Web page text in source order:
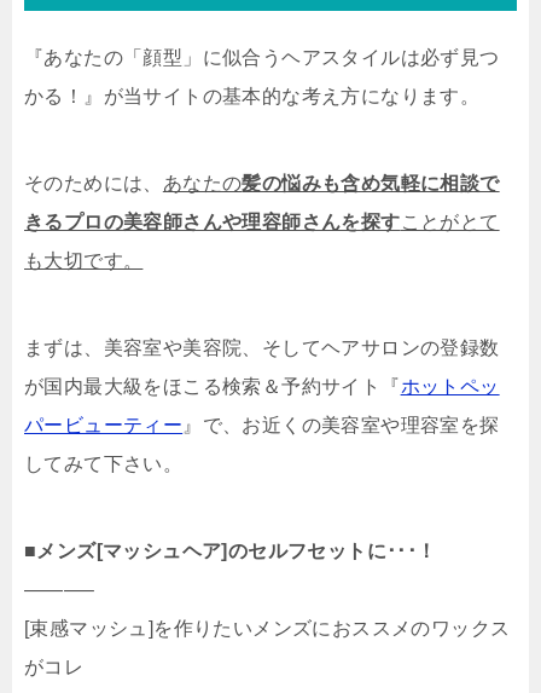
『あなたの「顔型」に似合うヘアスタイルは必ず見つ
かる！』が当サイトの基本的な考え方になります。
そのためには、 あなたの髪の悩みも含め気軽に相談で
きるプロの美容師さんや理容師さんを探すことがとて
も大切です。
まずは、美容室や美容院、そしてヘアサロンの登録数
が国内最大級をほこる検索＆予約サイト『ホットペッ
パービューティー 』で、お近くの美容室や理容室を探
してみて下さい。
■ メンズ[マッシュヘア]のセルフセットに･･･！
———–
[束感マッシュ]を作りたいメンズにおススメのワックス
がコレ